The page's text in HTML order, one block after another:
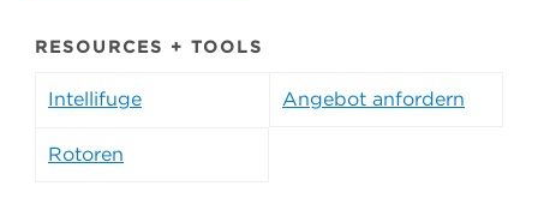
RESOURCES + TOOLS
Intellifuge Angebot anfordern
Rotoren